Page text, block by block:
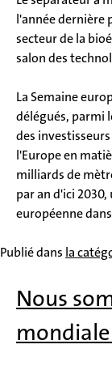
l'année dernière
secteur de la
salon des
La Semaine
délégués, parmi
des
l'Europe en
milliards de
par an d'ici
européenne
Publié dans la
Nous